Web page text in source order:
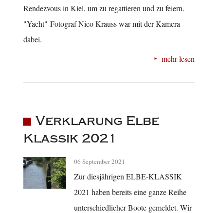
Rendezvous in Kiel, um zu regattieren und zu feiern.
"Yacht"-Fotograf Nico Krauss war mit der Kamera
dabei.
mehr lesen
Verklarung Elbe
Klassik 2021
06 September 2021
Zur diesjährigen ELBE-KLASSIK
2021 haben bereits eine ganze Reihe
unterschiedlicher Boote gemeldet. Wir